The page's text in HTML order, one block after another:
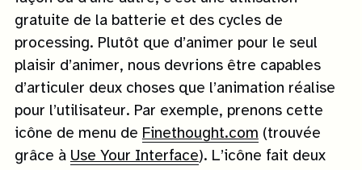
gratuite de la batterie et des cycles de
processing. Plutôt que d’animer pour le seul
plaisir d’animer, nous devrions être capables
d’articuler deux choses que l’animation réalise
pour l’utilisateur. Par exemple, prenons cette
icône de menu de Finethought.com (trouvée
grâce à Use Your Interface). L’icône fait deux